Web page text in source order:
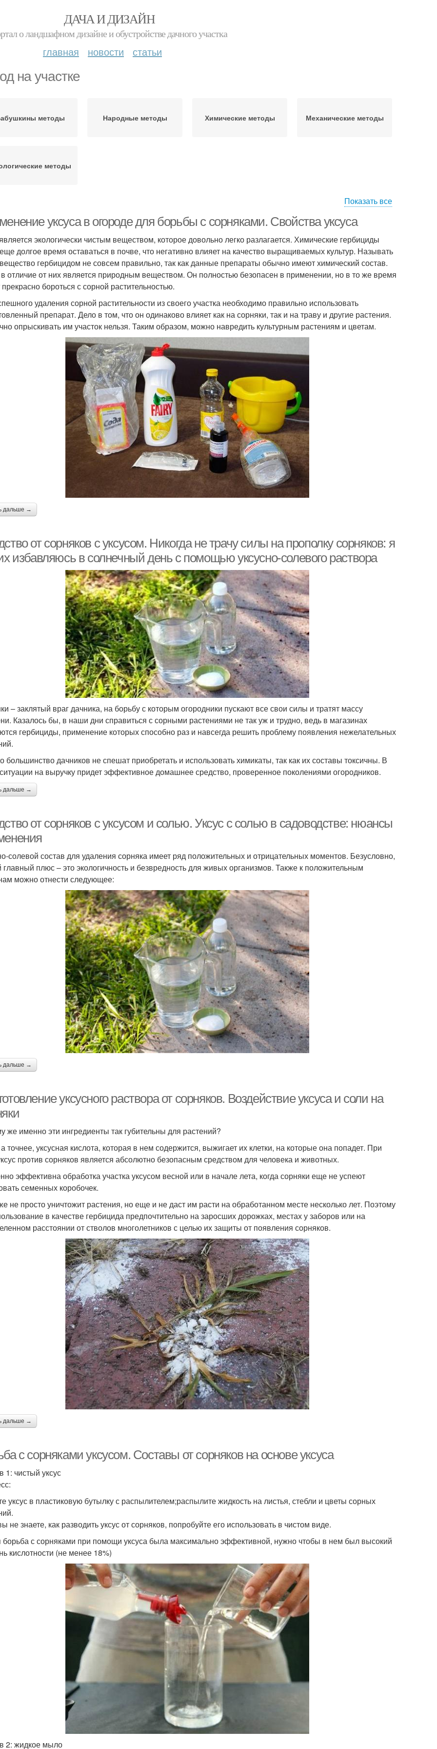
ДАЧА И ДИЗАЙН
о ландшафном дизайне и обустройстве дачного участка
главная новости статьи
на участке
методы Народные методы Химические методы Механические методы
методы
Показать все
уксуса в огороде для борьбы с сорняками. Свойства уксуса
экологически чистым веществом, которое довольно легко разлагается. Химические гербициды
долгое время оставаться в почве, что негативно влияет на качество выращиваемых культур. Называть
гербицидом не совсем правильно, так как данные препараты обычно имеют химический состав.
в отличие от них является природным веществом. Он полностью безопасен в применении, но в то же время
бороться с сорной растительностью.
удаления сорной растительности из своего участка необходимо правильно использовать
препарат. Дело в том, что он одинаково влияет как на сорняки, так и на траву и другие растения.
опрыскивать им участок нельзя. Таким образом, можно навредить культурным растениям и цветам.
дальше →
от сорняков с уксусом. Никогда не трачу силы на прополку сорняков: я
избавляюсь в солнечный день с помощью уксусно-солевого раствора
– заклятый враг дачника, на борьбу с которым огородники пускают все свои силы и тратят массу
Казалось бы, в наши дни справиться с сорными растениями не так уж и трудно, ведь в магазинах
гербициды, применение которых способно раз и навсегда решить проблему появления нежелательных
большинство дачников не спешат приобретать и использовать химикаты, так как их составы токсичны. В
на выручку придет эффективное домашнее средство, проверенное поколениями огородников.
дальше →
от сорняков с уксусом и солью. Уксус с солью в садоводстве: нюансы
солевой состав для удаления сорняка имеет ряд положительных и отрицательных моментов. Безусловно,
плюс – это экологичность и безвредность для живых организмов. Также к положительным
можно отнести следующее:
дальше →
уксусного раствора от сорняков. Воздействие уксуса и соли на
же именно эти ингредиенты так губительны для растений?
а точнее, уксусная кислота, которая в нем содержится, выжигает их клетки, на которые она попадет. При
против сорняков является абсолютно безопасным средством для человека и животных.
эффективна обработка участка уксусом весной или в начале лета, когда сорняки еще не успеют
семенных коробочек.
не просто уничтожит растения, но еще и не даст им расти на обработанном месте несколько лет. Поэтому
в качестве гербицида предпочтительно на заросших дорожках, местах у заборов или на
расстоянии от стволов многолетников с целью их защиты от появления сорняков.
дальше →
с сорняками уксусом. Составы от сорняков на основе уксуса
1: чистый уксус
уксус в пластиковую бутылку с распылителем;распылите жидкость на листья, стебли и цветы сорных
не знаете, как разводить уксус от сорняков, попробуйте его использовать в чистом виде.
с сорняками при помощи уксуса была максимально эффективной, нужно чтобы в нем был высокий
кислотности (не менее 18%)
2: жидкое мыло